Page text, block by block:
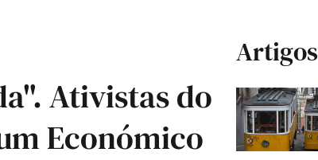
Ativistas do
Económico